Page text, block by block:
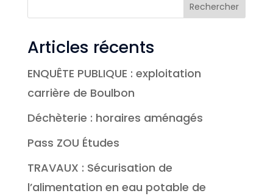
Rechercher
Articles récents
ENQUÊTE PUBLIQUE : exploitation
carrière de Boulbon
Déchèterie : horaires aménagés
Pass ZOU Études
TRAVAUX : Sécurisation de
l’alimentation en eau potable de